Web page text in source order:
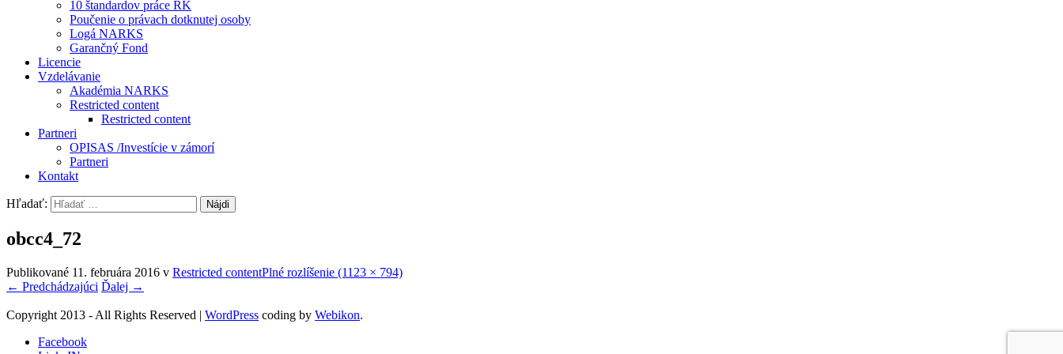
10 štandardov práce RK
Poučenie o právach dotknutej osoby
Logá NARKS
Garančný Fond
Licencie
Vzdelávanie
Akadémia NARKS
Restricted content
Restricted content
Partneri
OPISAS /Investície v zámorí
Partneri
Kontakt
Hľadať:
obcc4_72
Publikované 11. februára 2016 v Restricted contentPlné rozlíšenie (1123 × 794)
← Predchádzajúci Ďalej →
Copyright 2013 - All Rights Reserved | WordPress coding by Webikon.
Facebook